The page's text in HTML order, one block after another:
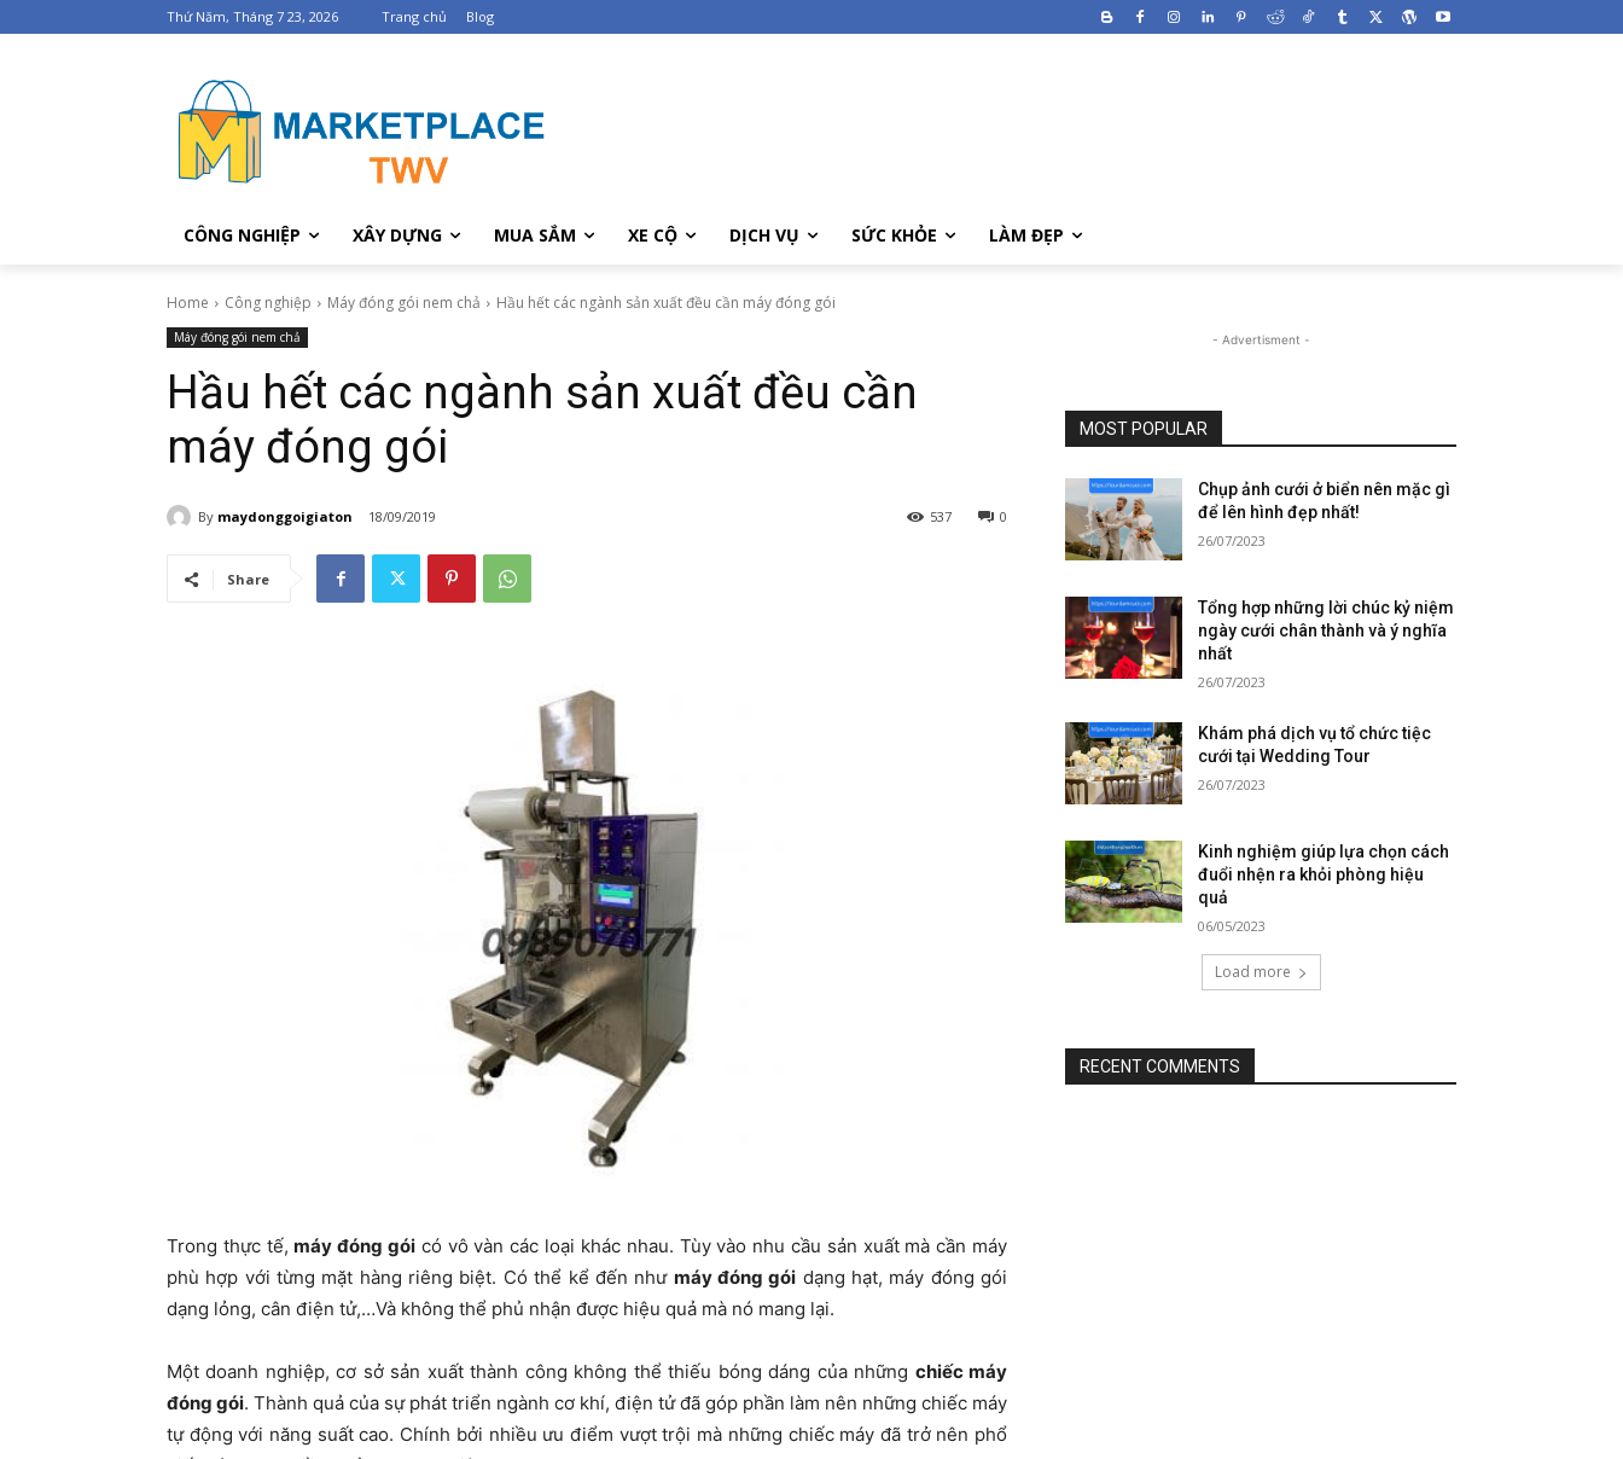
Thứ Năm, Tháng 7 23, 2026 Trang chủ Blog
CÔNG NGHIỆP XÂY DỰNG MUA SẮM XE CỘ DỊCH VỤ SỨC KHỎE LÀM ĐẸP
Home Công nghiệp Máy đóng gói nem chả Hầu hết các ngành sản xuất đều cần máy đóng gói
Máy đóng gói nem chả
Hầu hết các ngành sản xuất đều cần
máy đóng gói
By maydonggoigiaton 18/09/2019 0
537
Share
Trong thực tế,máy đóng gói có vô vàn các loại khác nhau. Tùy vào nhu cầu sản xuất mà cần máy
phù hợp với từng mặt hàng riêng biệt. Có thể kể đến như máy đóng gói dạng hạt, máy đóng gói
dạng lỏng, cân điện tử,…Và không thể phủ nhận được hiệu quả mà nó mang lại.
Một doanh nghiệp, cơ sở sản xuất thành công không thể thiếu bóng dáng của những chiếc máy
đóng gói. Thành quả của sự phát triển ngành cơ khí, điện tử đã góp phần làm nên những chiếc máy
tự động với năng suất cao. Chính bởi nhiều ưu điểm vượt trội mà những chiếc máy đã trở nên phổ
- Advertisment -
MOST POPULAR
Chụp ảnh cưới ở biển nên mặc gì
để lên hình đẹp nhất!
26/07/2023
Tổng hợp những lời chúc kỷ niệm
ngày cưới chân thành và ý nghĩa
nhất
26/07/2023
Khám phá dịch vụ tổ chức tiệc
cưới tại Wedding Tour
26/07/2023
Kinh nghiệm giúp lựa chọn cách
đuổi nhện ra khỏi phòng hiệu
quả
06/05/2023
Load more
RECENT COMMENTS